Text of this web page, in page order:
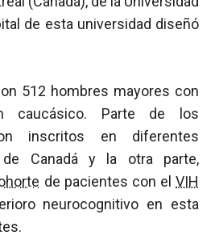
de esta universidad diseñó
512 hombres mayores con
caucásico. Parte de los
inscritos en diferentes
Canadá y la otra parte,
de pacientes con el VIH
neurocognitivo en esta